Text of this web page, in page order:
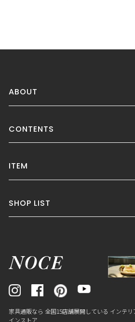
ABOUT
CONTENTS
ITEM
SHOP LIST
家具通販なら 全国15店舗展開している インテ
インストア